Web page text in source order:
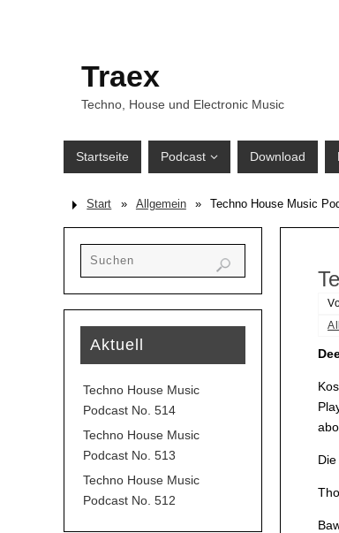
Traex
Techno, House und Electronic Music
Startseite Podcast Download
Start » Allgemein » Techno House Music
Aktuell
Techno House Music
Podcast No. 514
Techno House Music
Podcast No. 513
Techno House Music
Podcast No. 512